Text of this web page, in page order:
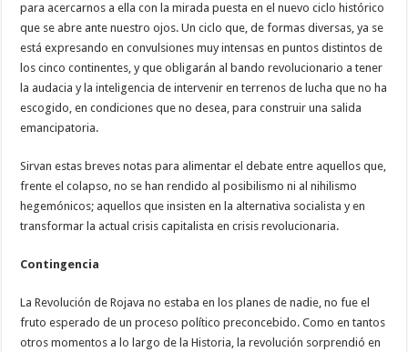
para acercarnos a ella con la mirada puesta en el nuevo ciclo histórico
que se abre ante nuestro ojos. Un ciclo que, de formas diversas, ya se
está expresando en convulsiones muy intensas en puntos distintos de
los cinco continentes, y que obligarán al bando revolucionario a tener
la audacia y la inteligencia de intervenir en terrenos de lucha que no ha
escogido, en condiciones que no desea, para construir una salida
emancipatoria.
Sirvan estas breves notas para alimentar el debate entre aquellos que,
frente el colapso, no se han rendido al posibilismo ni al nihilismo
hegemónicos; aquellos que insisten en la alternativa socialista y en
transformar la actual crisis capitalista en crisis revolucionaria.
Contingencia
La Revolución de Rojava no estaba en los planes de nadie, no fue el
fruto esperado de un proceso político preconcebido. Como en tantos
otros momentos a lo largo de la Historia, la revolución sorprendió en